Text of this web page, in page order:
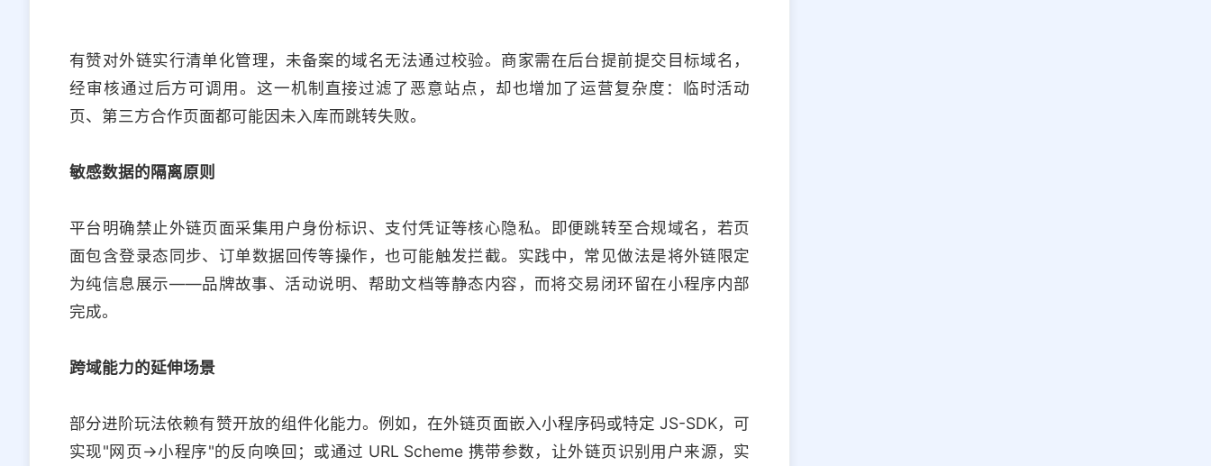
有赞对外链实行清单化管理，未备案的域名无法通过校验。商家需在后台提前提交目标域名，
经审核通过后方可调用。这一机制直接过滤了恶意站点，却也增加了运营复杂度：临时活动
页、第三方合作页面都可能因未入库而跳转失败。
敏感数据的隔离原则
平台明确禁止外链页面采集用户身份标识、支付凭证等核心隐私。即便跳转至合规域名，若页
面包含登录态同步、订单数据回传等操作，也可能触发拦截。实践中，常见做法是将外链限定
为纯信息展示——品牌故事、活动说明、帮助文档等静态内容，而将交易闭环留在小程序内部
完成。
跨域能力的延伸场景
部分进阶玩法依赖有赞开放的组件化能力。例如，在外链页面嵌入小程序码或特定 JS-SDK，可
实现"网页→小程序"的反向唤回；或通过 URL Scheme 携带参数，让外链页识别用户来源，实